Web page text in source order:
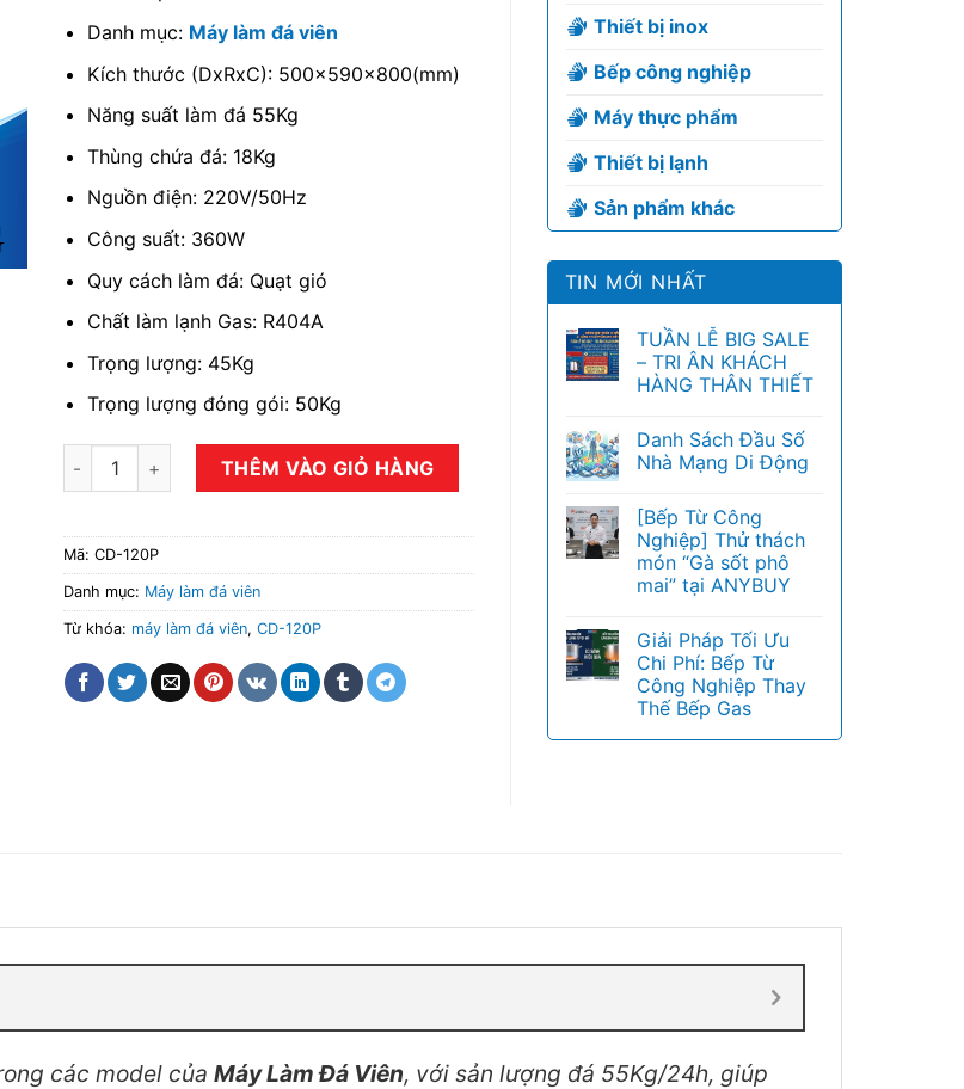
Danh mục: Máy làm đá viên
Kích thước (DxRxC): 500x590x800(mm)
Năng suất làm đá 55Kg
Thùng chứa đá: 18Kg
Nguồn điện: 220V/50Hz
Công suất: 360W
Quy cách làm đá: Quạt gió
Chất làm lạnh Gas: R404A
Trọng lượng: 45Kg
Trọng lượng đóng gói: 50Kg
Máy làm đá viên Coldraft CD-120P số lượng
THÊM VÀO GIỎ HÀNG
Mã: CD-120P
Danh mục: Máy làm đá viên
Từ khóa: máy làm đá viên, CD-120P
Thiết bị inox
Bếp công nghiệp
Máy thực phẩm
Thiết bị lạnh
Sản phẩm khác
TIN MỚI NHẤT
TUẦN LỄ BIG SALE
– TRI ÂN KHÁCH
HÀNG THÂN THIẾT
Danh Sách Đầu Số
Nhà Mạng Di Động
[Bếp Từ Công
Nghiệp] Thử thách
món “Gà sốt phô
mai” tại ANYBUY
Giải Pháp Tối Ưu
Chi Phí: Bếp Từ
Công Nghiệp Thay
Thế Bếp Gas
các model của Máy Làm Đá Viên, với sản lượng đá 55Kg/24h, giúp